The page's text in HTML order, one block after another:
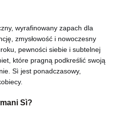
wyrafinowany zapach dla
zmysłowość i nowoczesny
pewności siebie i subtelnej
które pragną podkreślić swoją
Sì jest ponadczasowy,
Sì?